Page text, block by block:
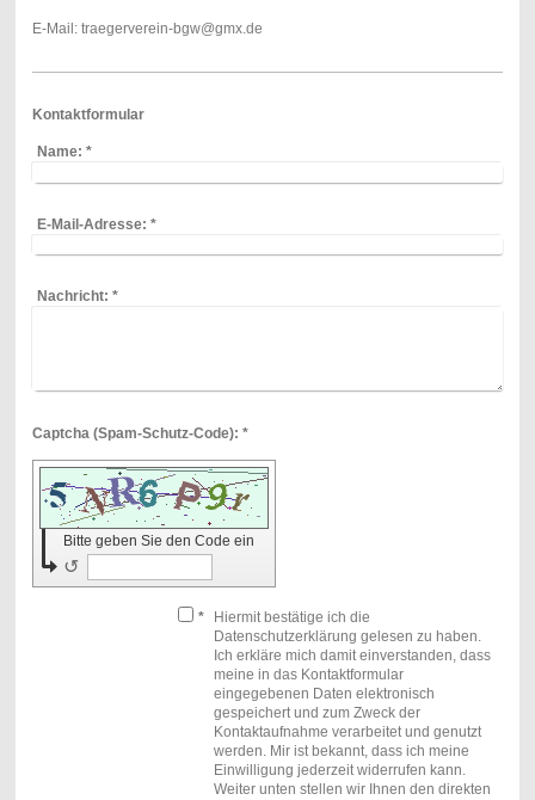
E-Mail: traegerverein-bgw@gmx.de
Kontaktformular
Name: *
E-Mail-Adresse: *
Nachricht: *
Captcha (Spam-Schutz-Code): *
Bitte geben Sie den Code ein
↺
*
Hiermit bestätige ich die
Datenschutzerklärung gelesen zu haben.
Ich erkläre mich damit einverstanden, dass
meine in das Kontaktformular
eingegebenen Daten elektronisch
gespeichert und zum Zweck der
Kontaktaufnahme verarbeitet und genutzt
werden. Mir ist bekannt, dass ich meine
Einwilligung jederzeit widerrufen kann.
Weiter unten stellen wir Ihnen den direkten